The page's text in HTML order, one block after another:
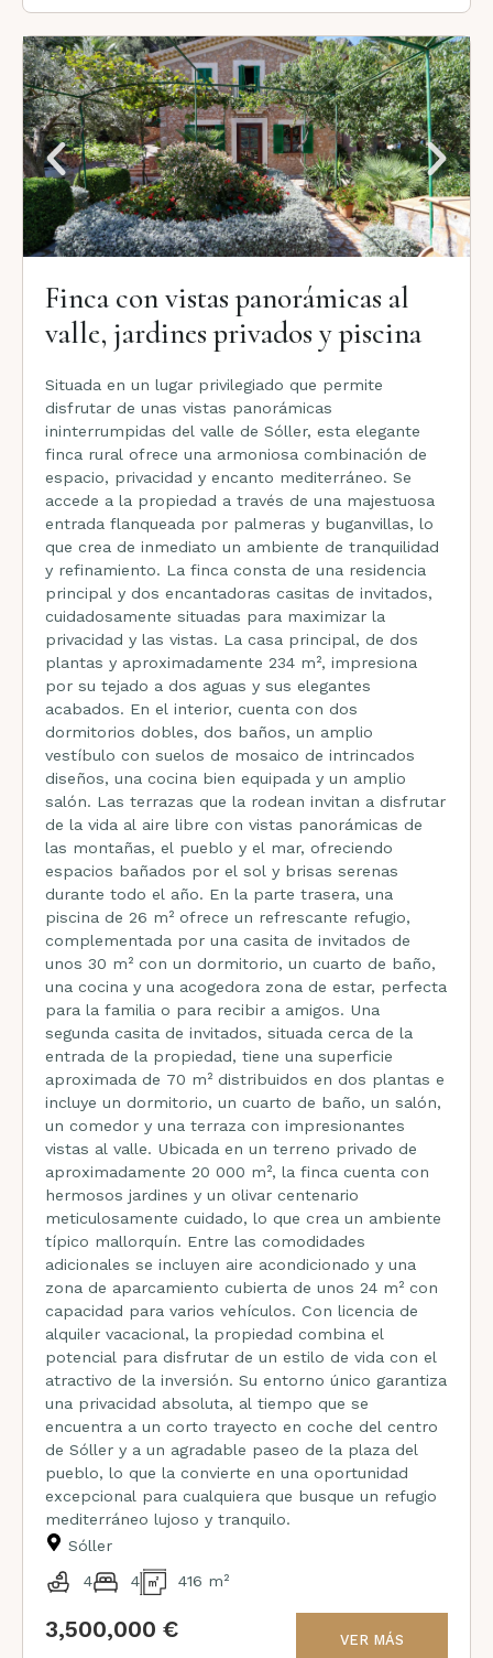
Finca con vistas panorámicas al
valle, jardines privados y piscina
Situada en un lugar privilegiado que permite
disfrutar de unas vistas panorámicas
ininterrumpidas del valle de Sóller, esta elegante
finca rural ofrece una armoniosa combinación de
espacio, privacidad y encanto mediterráneo. Se
accede a la propiedad a través de una majestuosa
entrada flanqueada por palmeras y buganvillas, lo
que crea de inmediato un ambiente de tranquilidad
y refinamiento. La finca consta de una residencia
principal y dos encantadoras casitas de invitados,
cuidadosamente situadas para maximizar la
privacidad y las vistas. La casa principal, de dos
plantas y aproximadamente 234 m², impresiona
por su tejado a dos aguas y sus elegantes
acabados. En el interior, cuenta con dos
dormitorios dobles, dos baños, un amplio
vestíbulo con suelos de mosaico de intrincados
diseños, una cocina bien equipada y un amplio
salón. Las terrazas que la rodean invitan a disfrutar
de la vida al aire libre con vistas panorámicas de
las montañas, el pueblo y el mar, ofreciendo
espacios bañados por el sol y brisas serenas
durante todo el año. En la parte trasera, una
piscina de 26 m² ofrece un refrescante refugio,
complementada por una casita de invitados de
unos 30 m² con un dormitorio, un cuarto de baño,
una cocina y una acogedora zona de estar, perfecta
para la familia o para recibir a amigos. Una
segunda casita de invitados, situada cerca de la
entrada de la propiedad, tiene una superficie
aproximada de 70 m² distribuidos en dos plantas e
incluye un dormitorio, un cuarto de baño, un salón,
un comedor y una terraza con impresionantes
vistas al valle. Ubicada en un terreno privado de
aproximadamente 20 000 m², la finca cuenta con
hermosos jardines y un olivar centenario
meticulosamente cuidado, lo que crea un ambiente
típico mallorquín. Entre las comodidades
adicionales se incluyen aire acondicionado y una
zona de aparcamiento cubierta de unos 24 m² con
capacidad para varios vehículos. Con licencia de
alquiler vacacional, la propiedad combina el
potencial para disfrutar de un estilo de vida con el
atractivo de la inversión. Su entorno único garantiza
una privacidad absoluta, al tiempo que se
encuentra a un corto trayecto en coche del centro
de Sóller y a un agradable paseo de la plaza del
pueblo, lo que la convierte en una oportunidad
excepcional para cualquiera que busque un refugio
mediterráneo lujoso y tranquilo.
Sóller
4 4 416 m²
3,500,000 € VER MÁS